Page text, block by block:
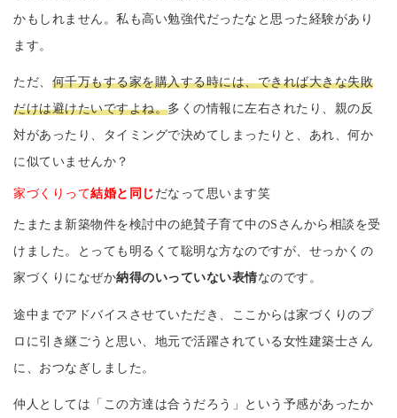
かもしれません。私も高い勉強代だったなと思った経験があり
ます。
ただ、 何千万もする家を購入する時には、できれば大きな失敗
だけは避けたいですよね。多くの情報に左右されたり、親の反
対があったり、タイミングで決めてしまったりと、あれ、何か
に似ていませんか？
家づくりって結婚と同じ だなって思います笑
たまたま新築物件を検討中の絶賛子育て中のSさんから相談を受
けました。とっても明るくて聡明な方なのですが、せっかくの
家づくりになぜか納得のいっていない表情なのです。
途中までアドバイスさせていただき、ここからは家づくりのプ
ロに引き継ごうと思い、地元で活躍されている女性建築士さん
に、おつなぎしました。
仲人としては「この方達は合うだろう」という予感があったか